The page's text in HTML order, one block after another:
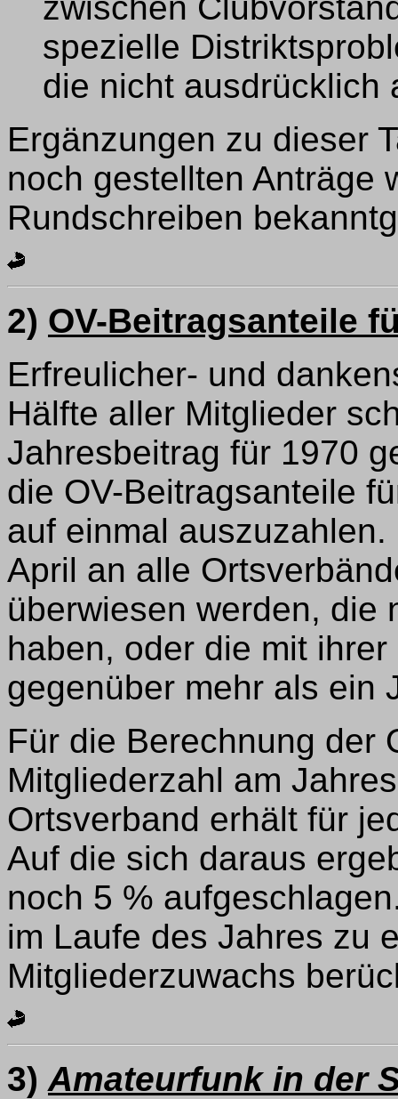
spezielle
die nicht ausdrücklich
Ergänzungen zu dieser
noch gestellten Anträge
Rundschreiben
2) OV-Beitragsanteile
Erfreulicher- und
Hälfte aller Mitglieder
Jahresbeitrag für 1970
die OV-Beitragsanteile
auf einmal
April an alle
überwiesen werden, die
haben, oder die mit
gegenüber mehr als ein
Für die Berechnung der
Mitgliederzahl am
Ortsverband erhält für
Auf die sich daraus
noch 5 %
im Laufe des Jahres zu
Mitgliederzuwachs
3) Amateurfunk in der